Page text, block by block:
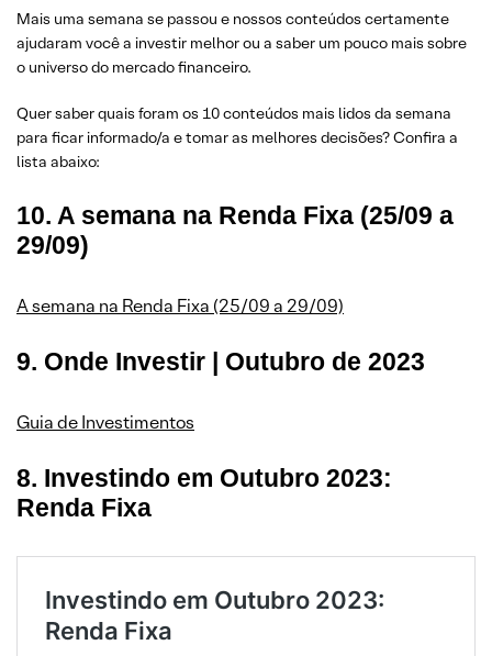
1. Carteira Recomendada de Fundos Imobiliários – Outubro
de 2023
Mais uma semana se passou e nossos conteúdos certamente
ajudaram você a investir melhor ou a saber um pouco mais sobre
o universo do mercado financeiro.
Quer saber quais foram os 10 conteúdos mais lidos da semana
para ficar informado/a e tomar as melhores decisões? Confira a
lista abaixo:
10. A semana na Renda Fixa (25/09 a
29/09)
A semana na Renda Fixa (25/09 a 29/09)
9. Onde Investir | Outubro de 2023
Guia de Investimentos
8. Investindo em Outubro 2023:
Renda Fixa